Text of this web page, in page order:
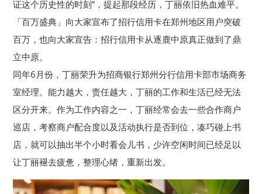
证这个历史性的时刻”，提起那段经历，丁丽依旧热血难平。
「百万盛典」向大家宣布了招行信用卡在郑州地区用户突破
百万，也向大家宣告：招行信用卡从逐鹿中原真正做到了鼎
立中原。
同年6月份，丁丽荣升为招商银行郑州分行信用卡部市场商务
室经理。能力越大，责任越大，丁丽的工作和生活已经无法
区分开来。作为工作内容之一，丁丽经常会去一些合作商户
巡店，考察商户配合度以及活动执行是否到位，凑巧碰上书
店，就可以抽出半个小时看会儿书，少许空闲时间已经足以
让丁丽褪去疲惫，整理心绪，重新出发。